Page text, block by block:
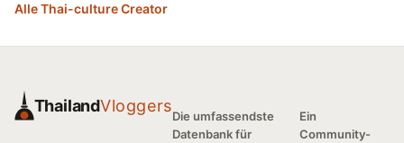
Alle Thai-culture Creator
ThailandVloggers
Die umfassendste
Datenbank für
Ein
Community-